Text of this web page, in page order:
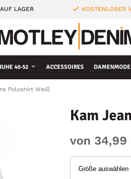
LAGER KOSTENLOSER
40-52 ACCESSOIRES
Poloshirt Weiß
Kam
von 34,99